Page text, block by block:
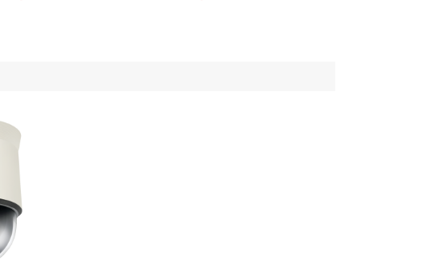
87/72A Nguyễn Sỹ Sách, Phường 15, Quận Tân Bình,
0966 569 949 Website: navicomtech.vn